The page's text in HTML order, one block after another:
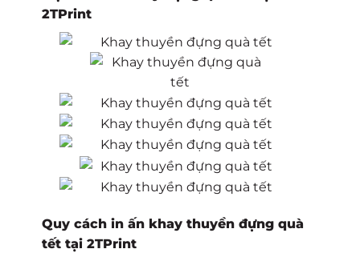
2TPrint
Quy cách in ấn khay thuyền đựng quà
tếttại 2TPrint